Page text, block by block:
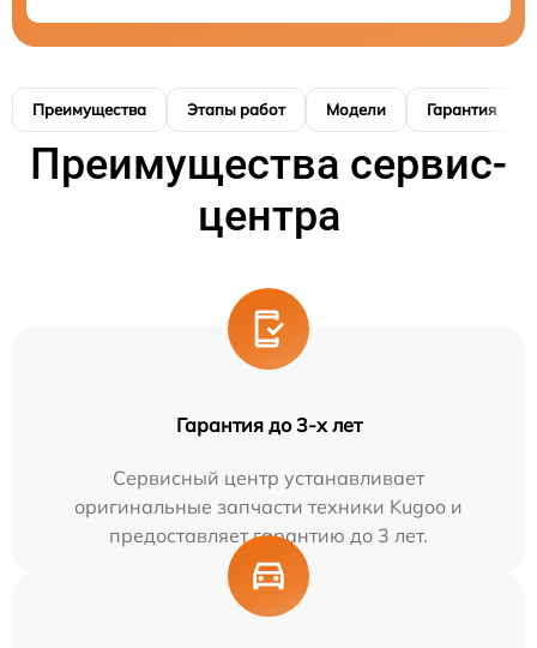
Преимущества Этапы работ Модели Гарантия
Преимущества сервис-
центра
Гарантия до 3-х лет
Сервисный центр устанавливает
оригинальные запчасти техники Kugoo и
предоставляет гарантию до 3 лет.